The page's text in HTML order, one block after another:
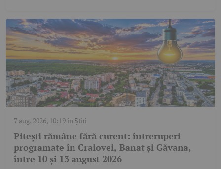
7 aug. 2026, 10:19în Știri
Pitești rămâne fără curent: întreruperi
programate în Craiovei, Banat și Găvana,
între 10 și 13 august 2026